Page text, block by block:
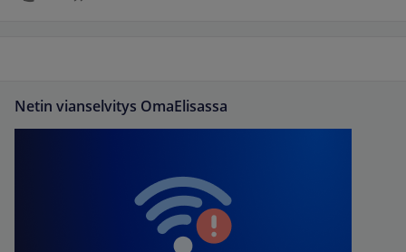
Netin vianselvitys OmaElisassa